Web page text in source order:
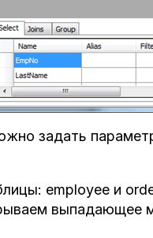
задать
employee и
выпадающее